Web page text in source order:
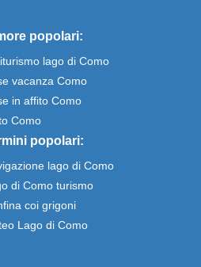
popolari:
lago di Como
vacanza Como
in affito Como
Como
popolari:
lago di Como
di Como turismo
coi grigoni
Lago di Como